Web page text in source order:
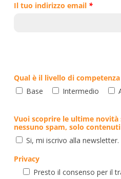
Il tuo indirizzo email *
Qual è il livello di
Base
Intermedio
Vuoi scoprire le ultime
nessuno spam, solo
Si, mi iscrivo alla newsletter.
Privacy
Presto il consenso per il